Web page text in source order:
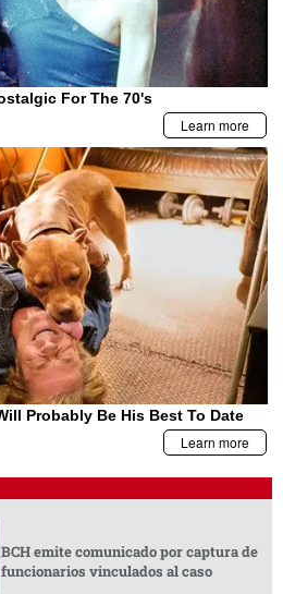
BCH emite comunicado por captura de
funcionarios vinculados al caso